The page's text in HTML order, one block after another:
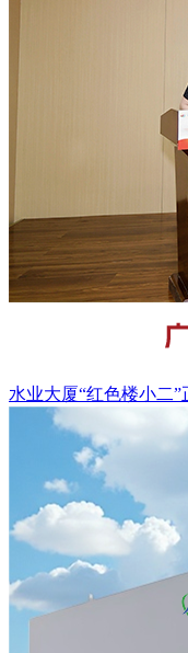
水业大厦“红色楼小二